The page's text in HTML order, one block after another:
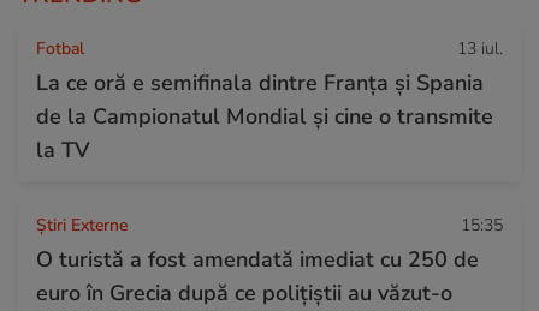
Fotbal 13 iul.
La ce oră e semifinala dintre Franța și Spania
de la Campionatul Mondial și cine o transmite
la TV
Știri Externe 15:35
O turistă a fost amendată imediat cu 250 de
euro în Grecia după ce polițiștii au văzut-o